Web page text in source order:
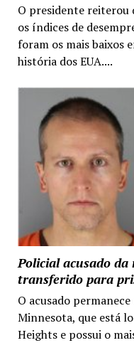
O presidente reiterou
os índices de
foram os mais baixos
história dos EUA....
Policial acusado da
transferido para
O acusado
Minnesota, que está
Heights e possui o